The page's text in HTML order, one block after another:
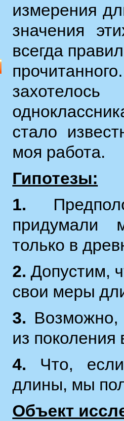
измерения
значения
всегда
стало
моя работа.
Гипотезы:
1.
придумали
только в
2.Допустим,
свои меры
3. Возможно,
из поколения
4. Что,
длины, мы
Объект